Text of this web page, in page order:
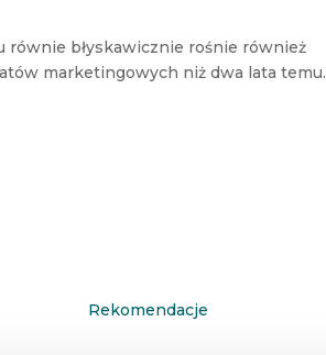
równie błyskawicznie rośnie również
marketingowych niż dwa lata temu.
Rekomendacje